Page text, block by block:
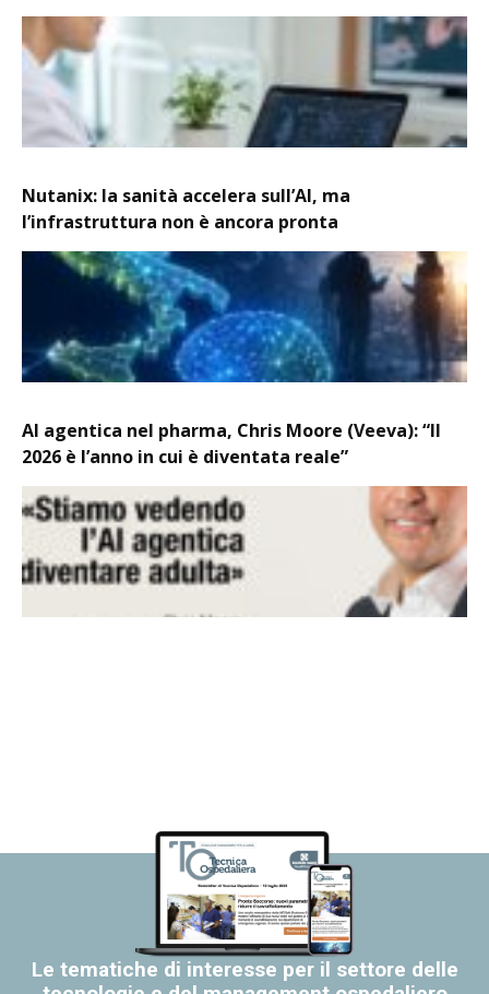
Nutanix: la sanità accelera sull’AI, ma
l’infrastruttura non è ancora pronta
AI agentica nel pharma, Chris Moore (Veeva): “Il
2026 è l’anno in cui è diventata reale”
Le tematiche di interesse per il settore delle